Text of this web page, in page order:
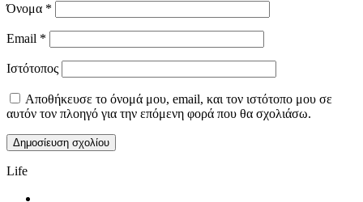
Όνομα *
Email *
Ιστότοπος
Αποθήκευσε το όνομά μου, email, και τον ιστότοπο μου σε
αυτόν τον πλοηγό για την επόμενη φορά που θα σχολιάσω.
Life